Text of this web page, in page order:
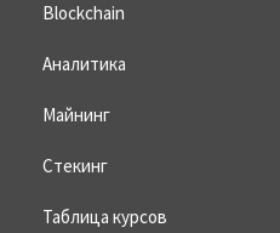
Blockchain
Аналитика
Майнинг
Стекинг
Таблица курсов
Главой ФРС
биткоина
15.05.2026